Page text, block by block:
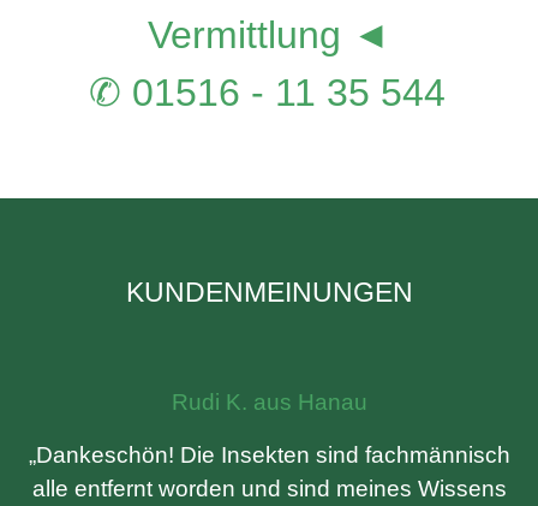
Vermittlung ◄
✆ 01516 - 11 35 544
KUNDENMEINUNGEN
Rudi K. aus Hanau
„Dankeschön! Die Insekten sind fachmännisch
alle entfernt worden und sind meines Wissens